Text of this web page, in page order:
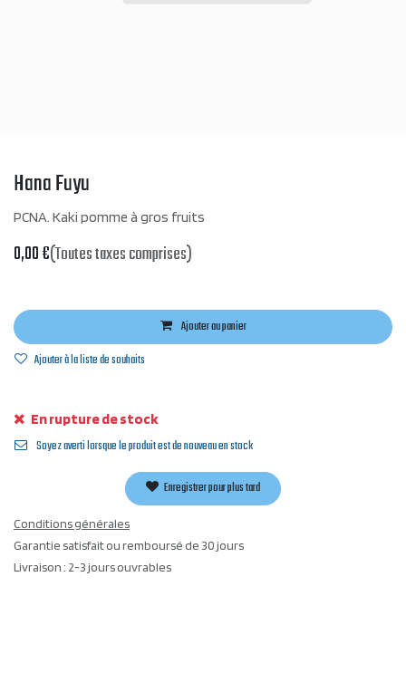
Hana Fuyu
PCNA. Kaki pomme à gros fruits
0,00€(Toutes taxes comprises)
Ajouter au panier
Ajouter à la liste de souhaits
En rupture de stock
Soyez averti lorsque le produit est de nouveau en stock
Enregistrer pour plus tard
Conditions générales
Garantie satisfait ou remboursé de 30 jours
Livraison : 2-3 jours ouvrables